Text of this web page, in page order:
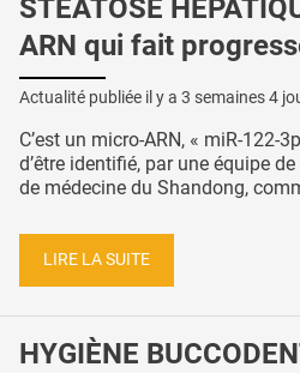
STÉATOSE
ARN qui fait
Actualité publiée il y a 3 semaines 4
C’est un micro-ARN, « miR-122-
d’être identifié, par une équipe
de médecine du Shandong,
LIRE LA SUITE
HYGIÈNE